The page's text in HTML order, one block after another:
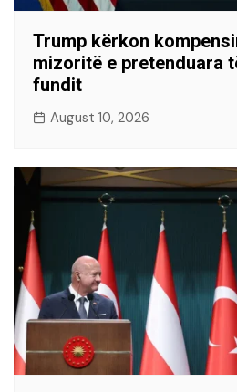
Trump kërkon
mizoritë e pretenduara
fundit
August 10, 2026